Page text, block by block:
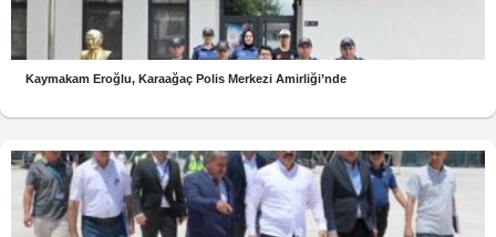
Kaymakam Eroğlu, Karaağaç Polis Merkezi Amirliği’nde